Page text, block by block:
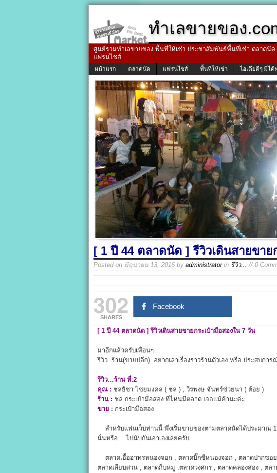
ทำเลขายของ
ศูนย์รวมทำเลขายของ พื้นที่ให้เช่า ประชาสัมพันธ์พื้นที่เช่า ตลาดนั
แฟรนไชส์
หน้าแรก ตลาดนัด แฟรนไชส์ พื้นที่ให้เช่า ไอเดียดีๆ มีได้
[ 1 ปี 44 ตลาดนัด ] รีวิวเดินสายขาย
Posted on มิถุนายน 13, 2016 by administratorin รีวิว... // 0
302
SHARES
Facebook
[ 1 ปี 44 ตลาดนัด ] รีวิวเดินสายขายกระเป๋ามือสองใน 7 วัน
มาอีกแล้วครับเพื่อนๆ…
รีวิว..ร้าน(ขายปลีก) อยากเล่าเรื่องราวร้านตัวเอง หรือ ประสบกา
รีวิว…ร้าน ที่.2
คุณ : ชลธิชา ไชยมงคล ( ชล ) , วีรพงษ จันทร์ช่วยนา ( ต้อย )
ร้าน : ชล กระเป๋ามือสอง ที่ไหนมีตลาด เจอแม้ค้านะค่ะ…
ขาย : กระเป๋ามือสอง
สำหรับแฟนเว็บท่านนี้ พึ่งเริ่มขายของตามตลาดนัดได้ประมาณ
นั่นหรือ… ไปนับกันเอาเองเลยครับ
ตลาดเอื้ออาทรหนองจอก , ตลาดบิ๊กซีหนองจอก , ตลาดปากซ
ตลาดเลียบด่วน , ตลาดกีบหมู ,ตลาดวงศกร , ตลาดคลองสอง , ตล